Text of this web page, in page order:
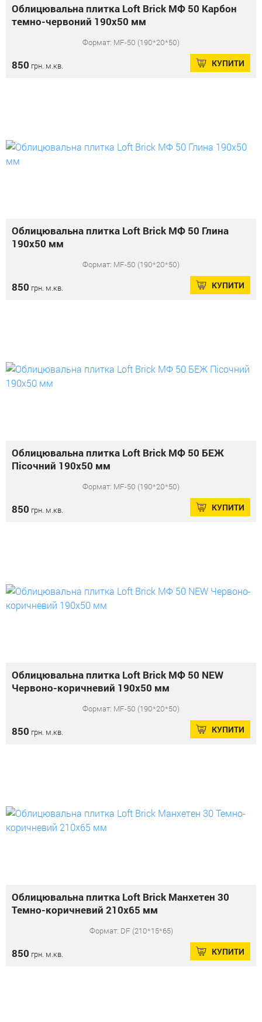
Облицювальна плитка Loft Brick МФ 50 Карбон
темно-червоний 190x50 мм
Формат: MF-50 (190*20*50)
850 грн. м.кв. КУПИТИ
Облицювальна плитка Loft Brick МФ 50 Глина
190x50 мм
Формат: MF-50 (190*20*50)
850 грн. м.кв. КУПИТИ
Облицювальна плитка Loft Brick МФ 50 БЕЖ
Пісочний 190x50 мм
Формат: MF-50 (190*20*50)
850 грн. м.кв. КУПИТИ
Облицювальна плитка Loft Brick МФ 50 NEW
Червоно-коричневий 190x50 мм
Формат: MF-50 (190*20*50)
850 грн. м.кв. КУПИТИ
Облицювальна плитка Loft Brick Манхетен 30
Темно-коричневий 210x65 мм
Формат: DF (210*15*65)
850 грн. м.кв. КУПИТИ